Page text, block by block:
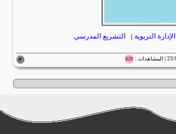
الإدارة التربوية | التشريع المدرسي
829